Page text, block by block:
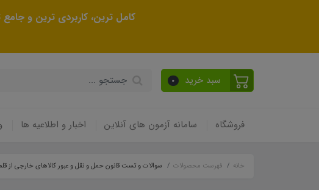
کامل ترین، کاربردی ترین و
سبد خرید 0
فروشگاه سامانه آزمون های آنلاین اخبار و اطلاعیه ها
خانه فهرست محصولات سوالات و تست قانون حمل و نقل و عبور كالاهای خارجی از